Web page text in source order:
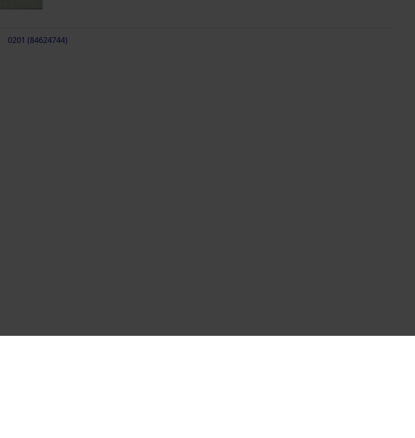
0201 (84624744)